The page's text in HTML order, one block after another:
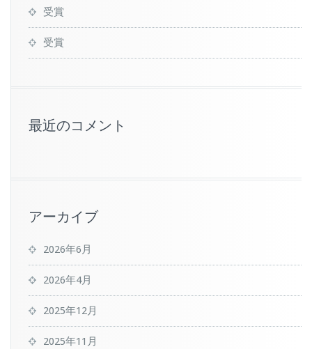
受賞
受賞
最近のコメント
アーカイブ
2026年6月
2026年4月
2025年12月
2025年11月